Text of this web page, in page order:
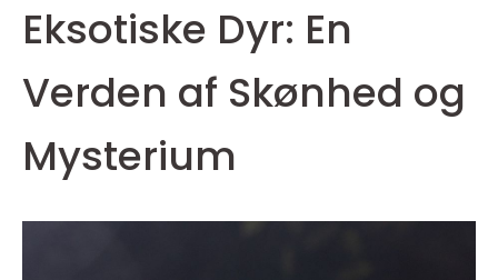
Eksotiske Dyr: En
Verden af Skønhed og
Mysterium